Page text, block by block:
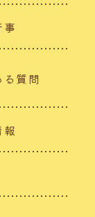
事
る質問
報